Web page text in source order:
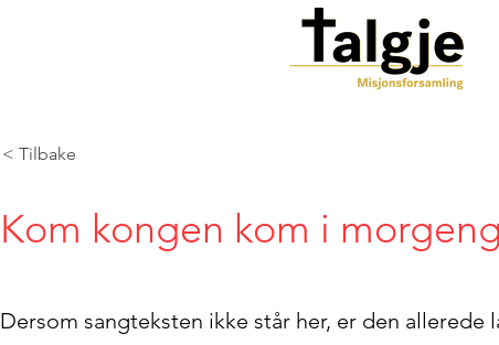
< Tilbake
Kom kongen kom i
Dersom sangteksten ikke står her, er den allerede